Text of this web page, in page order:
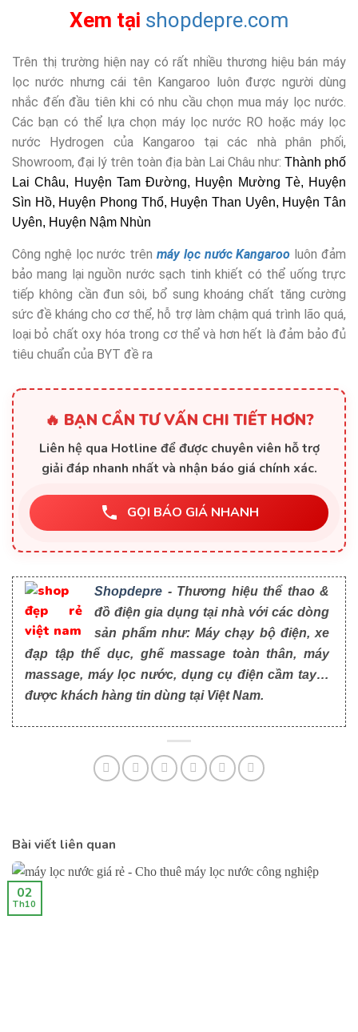
Xem tại shopdepre.com
Trên thị trường hiện nay có rất nhiều thương hiệu bán máy
lọc nước nhưng cái tên Kangaroo luôn được người dùng
nhắc đến đầu tiên khi có nhu cầu chọn mua máy lọc nước.
Các bạn có thể lựa chọn máy lọc nước RO hoặc máy lọc
nước Hydrogen của Kangaroo tại các nhà phân phối,
Showroom, đại lý trên toàn địa bàn Lai Châu như: Thành phố
Lai Châu, Huyện Tam Đường, Huyện Mường Tè, Huyện
Sìn Hồ, Huyện Phong Thổ, Huyện Than Uyên, Huyện Tân
Uyên, Huyện Nậm Nhùn
Công nghệ lọc nước trên máy lọc nước Kangaroo luôn đảm
bảo mang lại nguồn nước sạch tinh khiết có thể uống trực
tiếp không cần đun sôi, bổ sung khoáng chất tăng cường
sức đề kháng cho cơ thể, hỗ trợ làm chậm quá trình lão quá,
loại bỏ chất oxy hóa trong cơ thể và hơn hết là đảm bảo đủ
tiêu chuẩn của BYT đề ra
🔥 BẠN CẦN TƯ VẤN CHI TIẾT HƠN?
Liên hệ qua Hotline để được chuyên viên hỗ trợ
giải đáp nhanh nhất và nhận báo giá chính xác.
GỌI BÁO GIÁ NHANH
Shopdepre - Thương hiệu thể thao &
đồ điện gia dụng tại nhà với các dòng
sản phẩm như: Máy chạy bộ điện, xe
đạp tập thể dục, ghế massage toàn thân, máy
massage, máy lọc nước, dụng cụ điện cầm tay…
được khách hàng tin dùng tại Việt Nam.
Bài viết liên quan
02
Th10